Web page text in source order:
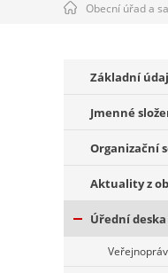
Obecní úřad a
Základní
Jmenné
Organizační
Aktuality z
Úřední deska